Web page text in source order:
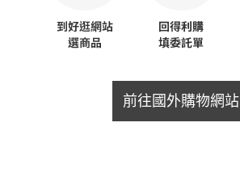
前往國外購物網站